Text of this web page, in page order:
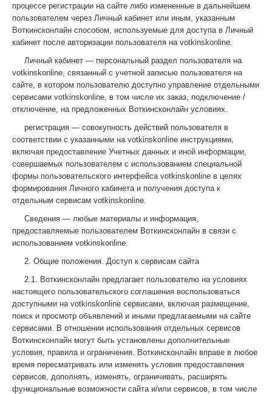
процессе регистрации на сайте либо измененные в дальнейшем
пользователем через Личный кабинет или иным, указанным
Воткинсконлайн способом, используемые для доступа в Личный
кабинет после авторизации пользователя на votkinskonline.
Личный кабинет — персональный раздел пользователя на
votkinskonline, связанный с учетной записью пользователя на
сайте, в котором пользователю доступно управление отдельными
сервисами votkinskonline, в том числе их заказ, подключение /
отключение, на предложенных Воткинсконлайн условиях.
регистрация — совокупность действий пользователя в
соответствии с указанными на votkinskonline инструкциями,
включая предоставление Учетных данных и иной информации,
совершаемых пользователем с использованием специальной
формы пользовательского интерфейса votkinskonline в целях
формирования Личного кабинета и получения доступа к
отдельным сервисам votkinskonline.
Сведения — любые материалы и информация,
предоставляемые пользователем Воткинсконлайн в связи с
использованием votkinskonline.
2. Общие положения. Доступ к сервисам сайта
2.1. Воткинсконлайн предлагает пользователю на условиях
настоящего пользовательского соглашения воспользоваться
доступными на votkinskonline сервисами, включая размещение,
поиск и просмотр объявлений и иными предлагаемыми на сайте
сервисами. В отношении использования отдельных сервисов
Воткинсконлайн могут быть установлены дополнительные
условия, правила и ограничения. Воткинсконлайн вправе в любое
время пересматривать или изменять условия предоставления
сервисов, дополнять, изменять, ограничивать, расширять
функциональные возможности сайта и/или сервисов, в том числе